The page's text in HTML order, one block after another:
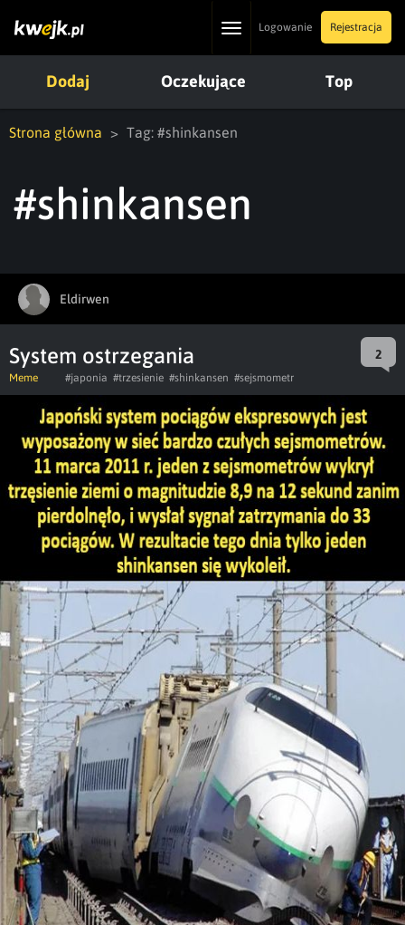
ToggleLogowanie Rejestracja
Dodaj Oczekujące Top
Strona główna Tag: #shinkansen
#shinkansen
Eldirwen
System ostrzegania 2
Meme #japonia #trzesienie #shinkansen #sejsmometr